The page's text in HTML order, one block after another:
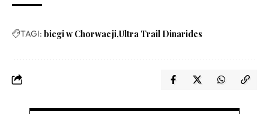
TAGI: biegi w Chorwacji Ultra Trail Dinarides